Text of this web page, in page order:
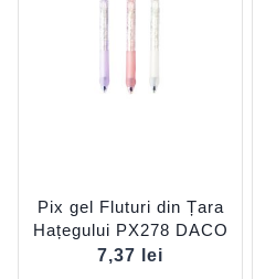
Pix gel Fluturi din Țara
Hațegului PX278 DACO
7,37
lei